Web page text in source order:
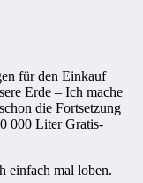
für den Einkauf
Erde – Ich mache
die Fortsetzung
000 Liter Gratis-
einfach mal loben.